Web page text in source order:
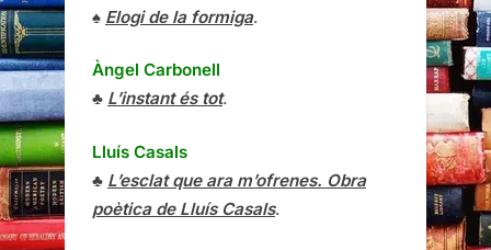
♠ Elogi de la formiga.
Àngel Carbonell
♣ L’instant és tot.
Lluís Casals
♣ L’esclat que ara m’ofrenes. Obra
poètica de Lluís Casals.